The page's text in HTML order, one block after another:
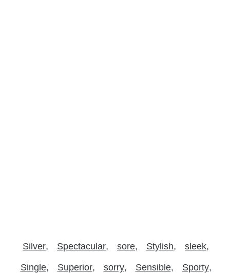
Silver Spectacular sore Stylish sleek
Single Superior sorry Sensible Sporty